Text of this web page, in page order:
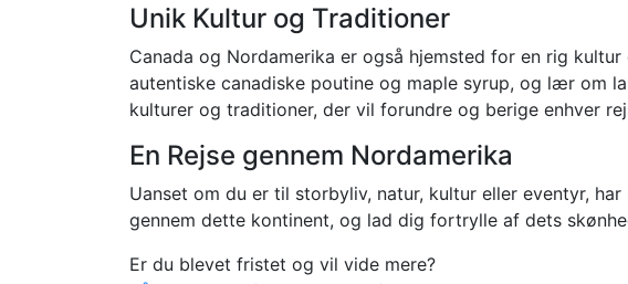
Unik Kultur og Traditioner
Canada og Nordamerika er også hjemsted for en rig
autentiske canadiske poutine og maple syrup, og lær om
kulturer og traditioner, der vil forundre og berige enhver
En Rejse gennem Nordamerika
Uanset om du er til storbyliv, natur, kultur eller eventyr,
gennem dette kontinent, og lad dig fortrylle af dets
Er du blevet fristet og vil vide mere?